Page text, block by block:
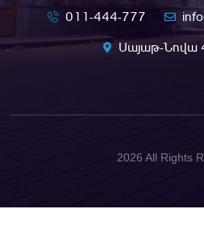
011-444-777
Սայաթ-Նովա
2026 All Rights